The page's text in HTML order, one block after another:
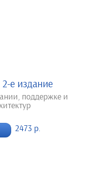
е издание
поддержке и
2473 р.